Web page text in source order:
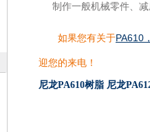
制作一般机械零件、减
如果您有关于PA610
迎您的来电！
尼龙PA610树脂 尼龙